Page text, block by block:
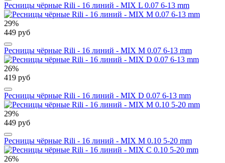
Ресницы чёрные Rili - 16 линий - MIX L 0.07 6-13 mm
29%
449 руб
Ресницы чёрные Rili - 16 линий - MIX M 0.07 6-13 mm
26%
419 руб
Ресницы чёрные Rili - 16 линий - MIX D 0.07 6-13 mm
29%
449 руб
Ресницы чёрные Rili - 16 линий - MIX M 0.10 5-20 mm
26%